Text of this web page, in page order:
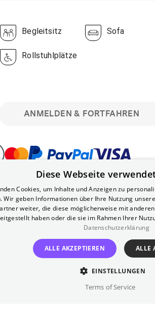
Begleitsitz Sofa
Rollstuhlplätze
ANMELDEN & FORTFAHREN
Registriere dich kostenlos für bis zu
Vorstellungen. Unlimited-Mitglied?
kostenlosen Yorck-Mitgliedskonto
Diese Webseite
Cookies, um Inhalte und Anzeigen zu
Wir geben Informationen über Ihre Nutzung
weiter, die diese möglicherweise mit
haben oder die sie im Rahmen Ihrer
Datenschutzerklärung
ALLE AKZEPTIEREN ALLE
EINSTELLUNGEN
Terms of Service